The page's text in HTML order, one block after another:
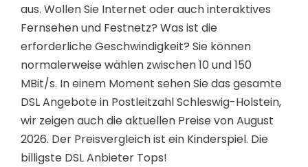
aus. Wollen Sie Internet oder auch interaktives
Fernsehen und Festnetz? Was ist die
erforderliche Geschwindigkeit? Sie können
normalerweise wählen zwischen 10 und 150
MBit/s. In einem Moment sehen Sie das gesamte
DSL Angebote in Postleitzahl Schleswig-Holstein,
wir zeigen auch die aktuellen Preise von August
2026. Der Preisvergleich ist ein Kinderspiel. Die
billigste DSL Anbieter Tops!